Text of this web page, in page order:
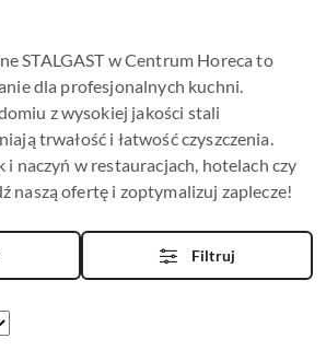
STALGAST w Centrum Horeca to
dla profesjonalnych kuchni.
z wysokiej jakości stali
trwałość i łatwość czyszczenia.
i naczyń w restauracjach, hotelach czy
naszą ofertę i zoptymalizuj zaplecze!
Filtruj